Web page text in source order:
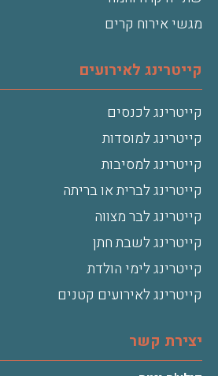
מגשי אירוח קרים
קייטרינג לאירועים
קייטרינג לכנסים
קייטרינג למוסדות
קייטרינג למסיבות
קייטרינג לברית או בריתה
קייטרינג לבר מצווה
קייטרינג לשבת חתן
קייטרינג לימי הולדת
קייטרינג לאירועים קטנים
יצירת קשר